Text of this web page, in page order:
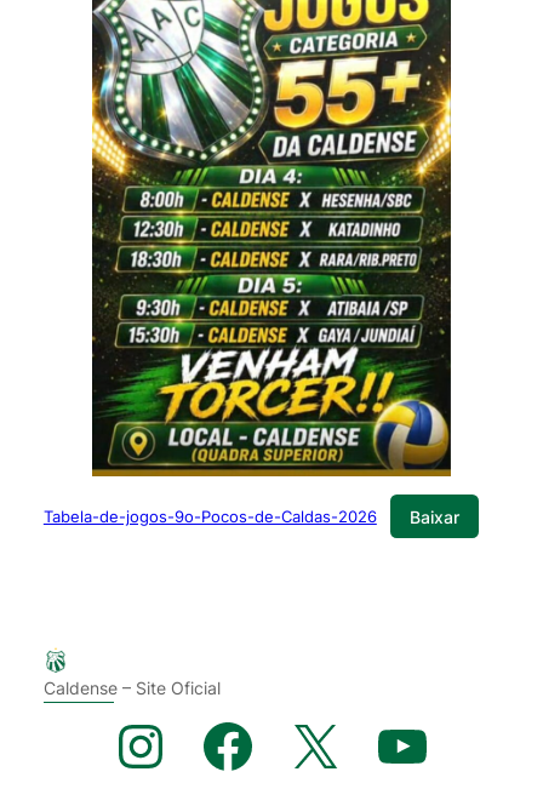
Tabela-de-jogos-9o-Pocos-de-Caldas-2026 Baixar
Caldense – Site Oficial
Instagram Facebook X YouTube